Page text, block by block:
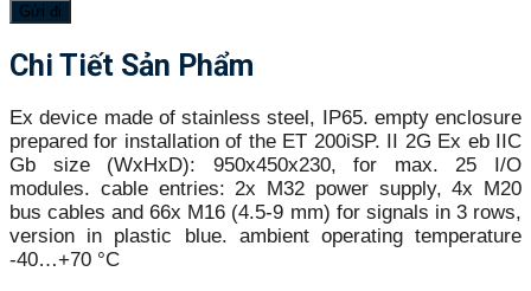
Chi Tiết Sản Phẩm
Ex device made of stainless steel, IP65. empty enclosure
prepared for installation of the ET 200iSP. II 2G Ex eb IIC
Gb size (WxHxD): 950x450x230, for max. 25 I/O
modules. cable entries: 2x M32 power supply, 4x M20
bus cables and 66x M16 (4.5-9 mm) for signals in 3 rows,
version in plastic blue. ambient operating temperature
-40…+70 °C